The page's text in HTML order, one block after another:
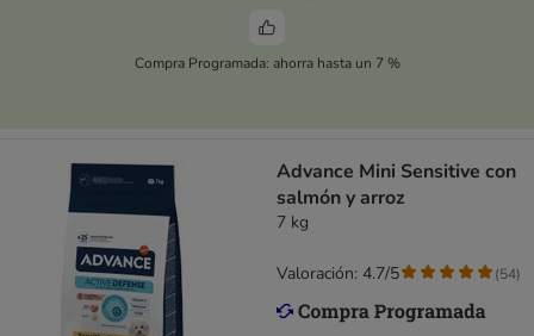
Compra Programada: ahorra hasta un 7 %
Advance Mini Sensitive con
salmón y arroz
7 kg
Valoración: 4.7/5 (54)